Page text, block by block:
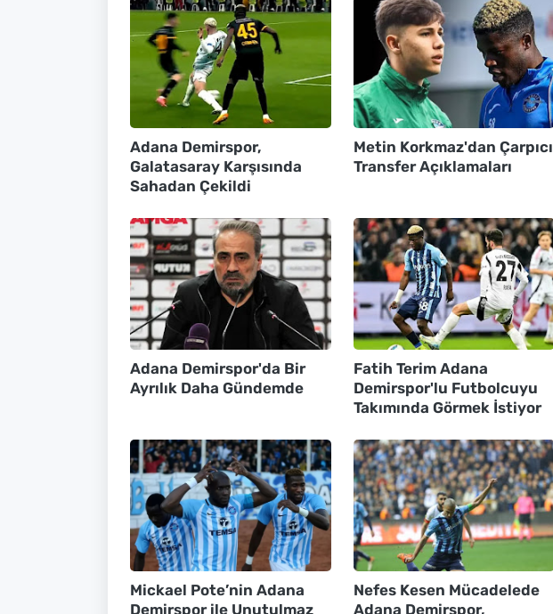
Adana Demirspor,
Galatasaray Karşısında
Sahadan Çekildi
Metin Korkmaz'dan Çarpıcı
Transfer Açıklamaları
Adana Demirspor'da Bir
Ayrılık Daha Gündemde
Fatih Terim Adana
Demirspor'lu Futbolcuyu
Takımında Görmek İstiyor
Mickael Pote’nin Adana
Demirspor ile Unutulmaz
Nefes Kesen Mücadelede
Adana Demirspor,